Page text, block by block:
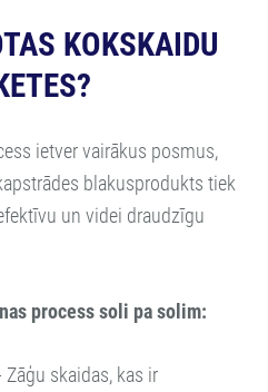
KOKSKAIDU
ietver vairākus posmus,
blakusprodukts tiek
un videi draudzīgu
process soli pa solim:
Zāģu skaidas, kas ir